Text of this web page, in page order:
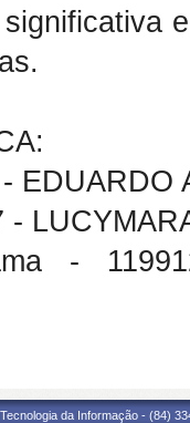
EDUARDO
-
-
da Informação - (84)